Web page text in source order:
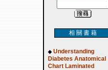
相 關 書 藉
◆ Understanding
Diabetes Anatomical
Chart Laminated